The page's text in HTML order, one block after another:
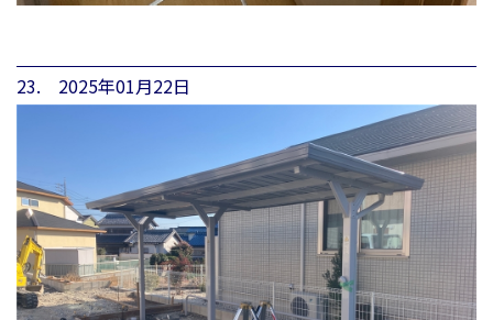
23. 2025年01月22日